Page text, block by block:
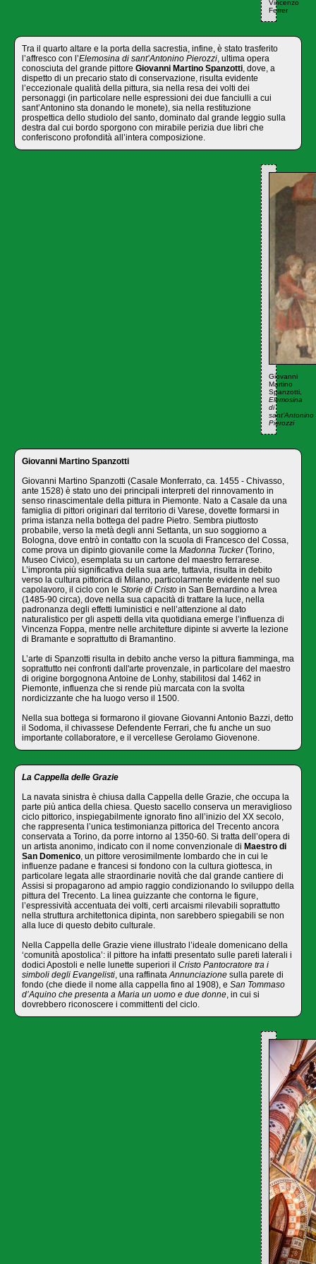
Vincenzo
Ferrer
Tra il quarto altare e la porta della sacrestia, infine, è stato trasferito
l’affresco con l’Elemosina di sant’Antonino Pierozzi, ultima opera
conosciuta del grande pittore Giovanni Martino Spanzotti, dove, a
dispetto di un precario stato di conservazione, risulta evidente
l’eccezionale qualità della pittura, sia nella resa dei volti dei
personaggi (in particolare nelle espressioni dei due fanciulli a cui
sant’Antonino sta donando le monete), sia nella restituzione
prospettica dello studiolo del santo, dominato dal grande leggio sulla
destra dal cui bordo sporgono con mirabile perizia due libri che
conferiscono profondità all’intera composizione.
Giovanni
Martino
Spanzotti,
Elemosina
di
sant’Antonino
Pierozzi
Giovanni Martino Spanzotti
Giovanni Martino Spanzotti (Casale Monferrato, ca. 1455 - Chivasso,
ante 1528) è stato uno dei principali interpreti del rinnovamento in
senso rinascimentale della pittura in Piemonte. Nato a Casale da una
famiglia di pittori originari dal territorio di Varese, dovette formarsi in
prima istanza nella bottega del padre Pietro. Sembra piuttosto
probabile, verso la metà degli anni Settanta, un suo soggiorno a
Bologna, dove entrò in contatto con la scuola di Francesco del Cossa,
come prova un dipinto giovanile come la Madonna Tucker(Torino,
Museo Civico), esemplata su un cartone del maestro ferrarese.
L’impronta più significativa della sua arte, tuttavia, risulta in debito
verso la cultura pittorica di Milano, particolarmente evidente nel suo
capolavoro, il ciclo con le Storie di Cristo in San Bernardino a Ivrea
(1485-90 circa), dove nella sua capacità di trattare la luce, nella
padronanza degli effetti luministici e nell’attenzione al dato
naturalistico per gli aspetti della vita quotidiana emerge l’influenza di
Vincenza Foppa, mentre nelle architetture dipinte si avverte la lezione
di Bramante e soprattutto di Bramantino.
L’arte di Spanzotti risulta in debito anche verso la pittura fiamminga, ma
soprattutto nei confronti dall'arte provenzale, in particolare del maestro
di origine borgognona Antoine de Lonhy, stabilitosi dal 1462 in
Piemonte, influenza che si rende più marcata con la svolta
nordicizzante che ha luogo verso il 1500.
Nella sua bottega si formarono il giovane Giovanni Antonio Bazzi, detto
il Sodoma, il chivassese Defendente Ferrari, che fu anche un suo
importante collaboratore, e il vercellese Gerolamo Giovenone.
La Cappella delle Grazie
La navata sinistra è chiusa dalla Cappella delle Grazie, che occupa la
parte più antica della chiesa. Questo sacello conserva un meraviglioso
ciclo pittorico, inspiegabilmente ignorato fino all’inizio del XX secolo,
che rappresenta l’unica testimonianza pittorica del Trecento ancora
conservata a Torino, da porre intorno al 1350-60. Si tratta dell’opera di
un artista anonimo, indicato con il nome convenzionale di Maestro di
San Domenico, un pittore verosimilmente lombardo che in cui le
influenze padane e francesi si fondono con la cultura giottesca, in
particolare legata alle straordinarie novità che dal grande cantiere di
Assisi si propagarono ad ampio raggio condizionando lo sviluppo della
pittura del Trecento. La linea guizzante che contorna le figure,
l’espressività accentuata dei volti, certi arcaismi rilevabili soprattutto
nella struttura architettonica dipinta, non sarebbero spiegabili se non
alla luce di questo debito culturale.
Nella Cappella delle Grazie viene illustrato l’ideale domenicano della
‘comunità apostolica’: il pittore ha infatti presentato sulle pareti laterali i
dodici Apostoli e nelle lunette superiori il Cristo Pantocratore tra i
simboli degli Evangelisti, una raffinataAnnunciazione sulla parete di
fondo (che diede il nome alla cappella fino al 1908), e San Tommaso
d’Aquino che presenta a Maria un uomo e due donne, in cui si
dovrebbero riconoscere i committenti del ciclo.